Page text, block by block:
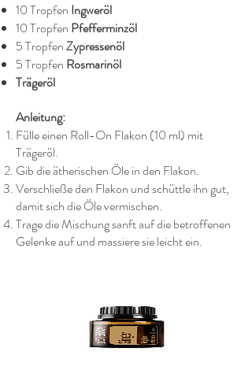
10 Tropfen Ingweröl
10 Tropfen Pfefferminzöl
5 TropfenZypressenöl
5 Tropfen Rosmarinöl
Trägeröl
Anleitung:
Fülle einen Roll-On Flakon (10 ml) mit
Trägeröl.
Gib die ätherischen Öle in den Flakon.
Verschließe den Flakon und schüttle ihn gut,
damit sich die Öle vermischen.
Trage die Mischung sanft auf die betroffenen
Gelenke auf und massiere sie leicht ein.